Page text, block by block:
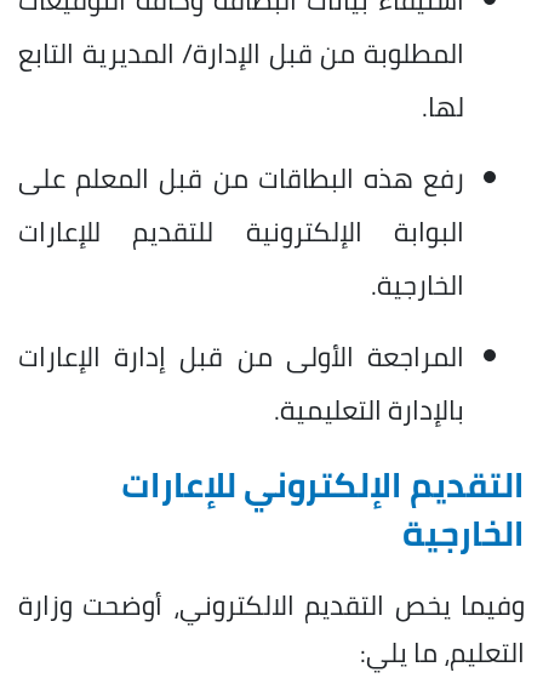
المطلوبة من قبل الإدارة/ المديرية التابع
لها.
رفع هذه البطاقات من قبل المعلم على
البوابة الإلكترونية للتقديم للإعارات
الخارجية.
المراجعة الأولى من قبل إدارة الإعارات
بالإدارة التعليمية.
التقديم الإلكتروني للإعارات
الخارجية
وفيما يخص التقديم الالكتروني، أوضحت وزارة
التعليم، ما يلي: